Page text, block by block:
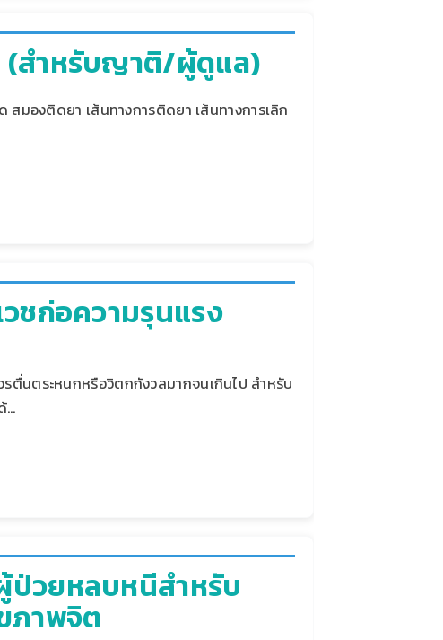
(สำหรับญาติ/ผู้ดูแล)
มองติดยา เส้นทางการติดยา เส้นทางการเลิก
ก่อความรุนแรง
ตื่นตระหนกหรือวิตกกังวลมากจนเกินไป สำหรับ
…
ป่วยหลบหนีสําหรับ
ภาพจิต